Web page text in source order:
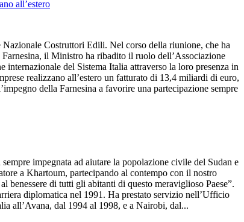
Costruttori Edili. Nel corso della riunione, che ha
il Ministro ha ribadito il ruolo dell’Associazione
del Sistema Italia attraverso la loro presenza in
realizzano all’estero un fatturato di 13,4 miliardi di euro,
della Farnesina a favorire una partecipazione sempre
impegnata ad aiutare la popolazione civile del Sudan e
a Khartoum, partecipando al contempo con il nostro
di tutti gli abitanti di questo meraviglioso Paese”.
diplomatica nel 1991. Ha prestato servizio nell’Ufficio
all’Avana, dal 1994 al 1998, e a Nairobi, dal...